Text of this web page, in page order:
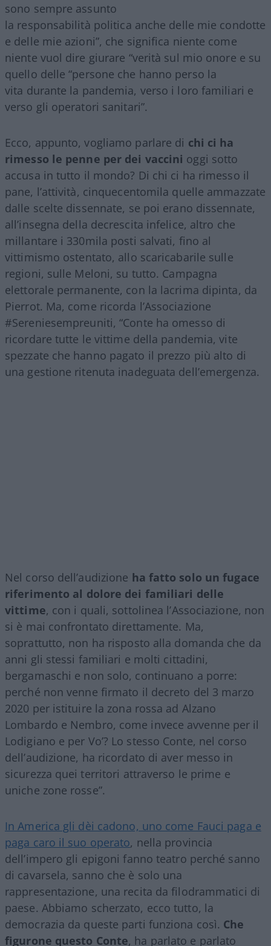
sono sempre assunto
la responsabilità politica anche delle mie condotte
e delle mie azioni”, che significa niente come
niente vuol dire giurare “verità sul mio onore e su
quello delle “persone che hanno perso la
vita durante la pandemia, verso i loro familiari e
verso gli operatori sanitari”.
Ecco, appunto, vogliamo parlare di chi ci ha
rimesso le penne per dei vaccini oggi sotto
accusa in tutto il mondo? Di chi ci ha rimesso il
pane, l’attività, cinquecentomila quelle ammazzate
dalle scelte dissennate, se poi erano dissennate,
all’insegna della decrescita infelice, altro che
millantare i 330mila posti salvati, fino al
vittimismo ostentato, allo scaricabarile sulle
regioni, sulle Meloni, su tutto. Campagna
elettorale permanente, con la lacrima dipinta, da
Pierrot. Ma, come ricorda l’Associazione
#Sereniesempreuniti, “Conte ha omesso di
ricordare tutte le vittime della pandemia, vite
spezzate che hanno pagato il prezzo più alto di
una gestione ritenuta inadeguata dell’emergenza.
Nel corso dell’audizione ha fatto solo un fugace
riferimento al dolore dei familiari delle
vittime, con i quali, sottolinea l’Associazione, non
si è mai confrontato direttamente. Ma,
soprattutto, non ha risposto alla domanda che da
anni gli stessi familiari e molti cittadini,
bergamaschi e non solo, continuano a porre:
perché non venne firmato il decreto del 3 marzo
2020 per istituire la zona rossa ad Alzano
Lombardo e Nembro, come invece avvenne per il
Lodigiano e per Vo’? Lo stesso Conte, nel corso
dell’audizione, ha ricordato di aver messo in
sicurezza quei territori attraverso le prime e
uniche zone rosse”.
In America gli dèi cadono, uno come Fauci paga e
paga caro il suo operato, nella provincia
dell’impero gli epigoni fanno teatro perché sanno
di cavarsela, sanno che è solo una
rappresentazione, una recita da filodrammatici di
paese. Abbiamo scherzato, ecco tutto, la
democrazia da queste parti funziona così. Che
figurone questo Conte, ha parlato e parlato